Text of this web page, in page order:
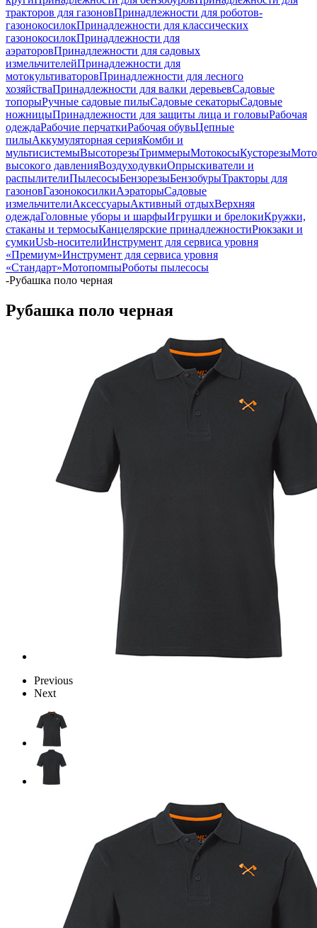
тракторов для газоновПринадлежности для роботов-
газонокосилокПринадлежности для классических
газонокосилокПринадлежности для
аэраторовПринадлежности для садовых
измельчителейПринадлежности для
мотокультиваторовПринадлежности для лесного
хозяйстваПринадлежности для валки деревьевСадовые
топорыРучные садовые пилыСадовые секаторыСадовые
ножницыПринадлежности для защиты лица и головыРабочая
одеждаРабочие перчаткиРабочая обувьЦепные
пилыАккумуляторная серияКомби и
мультисистемыВысоторезыТриммерыМотокосыКусторезы
высокого давленияВоздуходувкиОпрыскиватели и
распылителиПылесосыБензорезыБензобурыТракторы для
газоновГазонокосилкиАэраторыСадовые
измельчителиАксессуарыАктивный отдыхВерхняя
одеждаГоловные уборы и шарфыИгрушки и брелокиКружки,
стаканы и термосыКанцелярские принадлежностиРюкзаки и
сумкиUsb-носителиИнструмент для сервиса уровня
«Премиум»Инструмент для сервиса уровня
«Стандарт»МотопомпыРоботы пылесосы
-Рубашка поло черная
Рубашка поло черная
Previous
Next